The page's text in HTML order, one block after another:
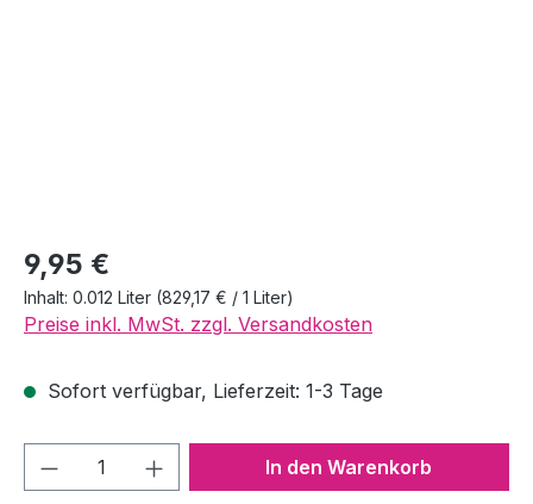
Regulärer Preis:
9,95 €
Inhalt: 0.012 Liter (829,17 € / 1 Liter)
Preise inkl. MwSt. zzgl. Versandkosten
Sofort verfügbar, Lieferzeit: 1-3 Tage
Produkt Anzahl: Gib denIn den Warenkorb